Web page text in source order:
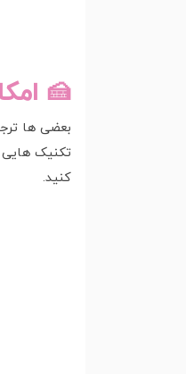
🍰
بعضی ها
تکنیک هایی
کنید.